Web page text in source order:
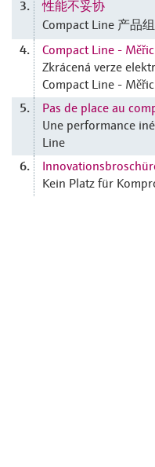
3.
性能不妥协
Compact Line 产品
4.
Compact Line -
Zkrácená verze
Compact Line -
5.
Pas de place au
Une performance
Line
6.
Kein Platz für